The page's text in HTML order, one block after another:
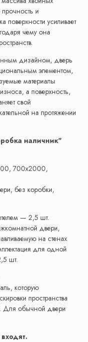
и
поверхности усиливает
чему она
дизайном, дверь
элементом,
материалы
а поверхность,
свой
на протяжении
наличник"
700x2000,
без коробки,
— 2,5 шт.
двери,
на стенах
для одной
шт.
которую
пространства
Для обычной двери